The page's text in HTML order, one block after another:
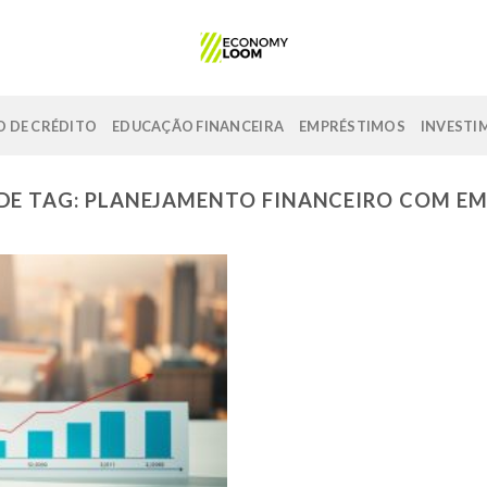
DE CRÉDITO EDUCAÇÃO FINANCEIRA EMPRÉSTIMOS
TAG: PLANEJAMENTO FINANCEIRO COM